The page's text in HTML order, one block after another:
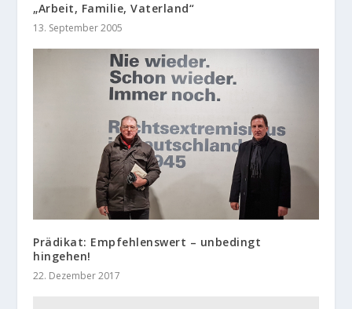
„Arbeit, Familie, Vaterland“
13. September 2005
Prädikat: Empfehlenswert – unbedingt
hingehen!
22. Dezember 2017